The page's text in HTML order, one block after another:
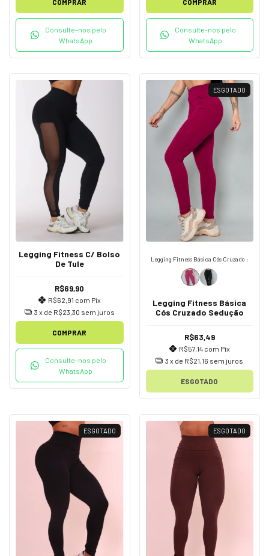
Consulte-nos pelo
WhatsApp
Consulte-nos pelo
WhatsApp
Legging Fitness C/ Bolso
De Tule
R$69,90
R$62,91 com Pix
3 x de R$23,30 sem juros
COMPRAR
Consulte-nos pelo
WhatsApp
ESGOTADO
Legging Fitness Básica Cós Cruzado :
Legging Fitness Básica
Cós Cruzado Sedução
R$63,49
R$57,14 com Pix
3 x de R$21,16 sem juros
ESGOTADO
ESGOTADO ESGOTADO